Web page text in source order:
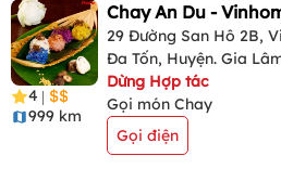
4 |
999 km
Chay An Du -
29 Đường San Hô 2B,
Đa Tốn, Huyện. Gia
Dừng Hợp tác
Gọi món Chay
Gọi điện